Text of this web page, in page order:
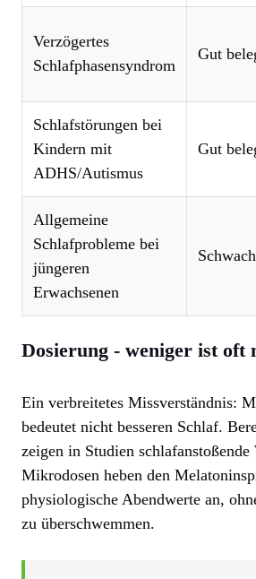
Verzögertes
Schlafphasensyndrom
Gut
Schlafstörungen bei
Kindern mit
ADHS/Autismus
Gut
Allgemeine
Schlafprobleme bei
jüngeren
Erwachsenen
Schwach
Dosierung - weniger ist oft
Ein verbreitetes Missverständnis:
bedeutet nicht besseren Schlaf.
zeigen in Studien
Mikrodosen heben den
physiologische Abendwerte an,
zu überschwemmen.